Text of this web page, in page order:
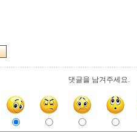
댓글을 남겨주세요.